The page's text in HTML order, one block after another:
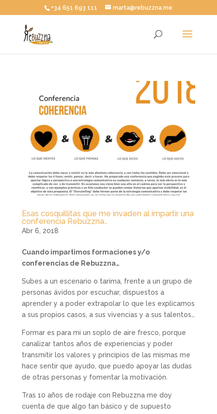
+34 651 693 111 marta@rebuzzna.me
Esas cosquillitas que me invaden al impartir una
conferencia Rebuzzna…
Abr 6, 2018
Cuando impartimos formaciones y/o
conferencias de Rebuzzna…
Subes a un escenario o tarima, frente a un grupo de
personas ávidos por escuchar, dispuestos a
aprender y a poder extrapolar lo que les explicamos
a sus propios casos, a sus vivencias y a sus talentos…
Formar es para mi un soplo de aire fresco, porque
canalizar tantos años de experiencias y poder
transmitir los valores y principios de las mismas me
hace sentir que ayudo, que puedo apoyar las dudas
de otras personas y fomentar la motivación.
Tras 10 años de rodaje con Rebuzzna me doy
cuenta de que algo tan básico y de supuesto